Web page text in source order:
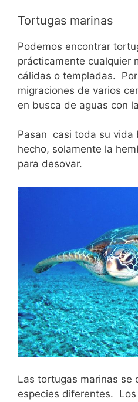
Tortugas marinas
Podemos encontrar
prácticamente cualquier
cálidas o templadas.
migraciones de varios
en busca de aguas con
Pasan casi toda su vida
hecho, solamente la
para desovar.
Las tortugas marinas se
especies diferentes.